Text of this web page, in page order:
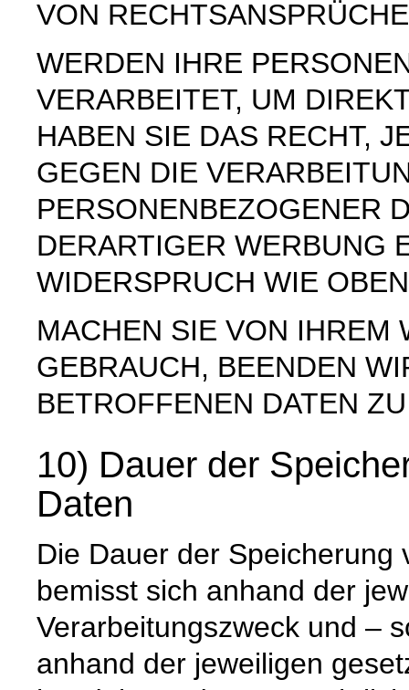
VON
WERDEN IHRE
VERARBEITET, UM
HABEN SIE DAS RECHT,
GEGEN DIE
PERSONENBEZOGENER
DERARTIGER WERBUNG
WIDERSPRUCH WIE
MACHEN SIE VON IHREM
GEBRAUCH, BEENDEN
BETROFFENEN DATEN
10) Dauer der
Daten
Die Dauer der
bemisst sich anhand der
Verarbeitungszweck und –
anhand der jeweiligen